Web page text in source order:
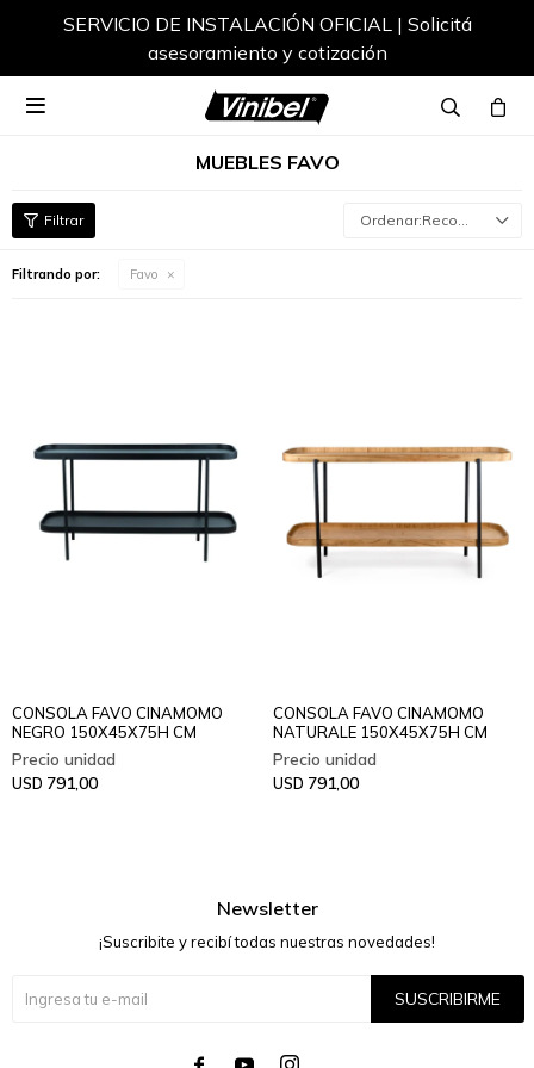
SERVICIO DE INSTALACIÓN OFICIAL | Solicitá
asesoramiento y cotización

MUEBLES FAVO
Recomendados
Filtrando por: Favo
CONSOLA FAVO CINAMOMO
NEGRO 150X45X75H CM
USD 791,00
CONSOLA FAVO CINAMOMO
NATURALE 150X45X75H CM
USD 791,00
Newsletter
¡Suscribite y recibí todas nuestras novedades!
SUSCRIBIRME
  